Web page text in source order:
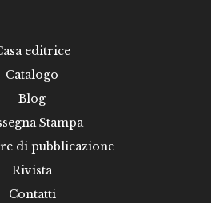
editrice
Catalogo
Blog
Stampa
di pubblicazione
Rivista
Contatti